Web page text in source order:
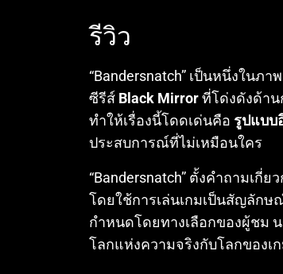
รีวิว
“Bandersnatch” เป็นหนึ่งใน
ซีรีส์ Black Mirrorที่โด่งดังด้าน
ทำให้เรื่องนี้โดดเด่นคือ รูปแบบ
ประสบการณ์ที่ไม่เหมือนใคร
“Bandersnatch” ตั้งคำถามเกี่ย
โดยใช้การเล่นเกมเป็นสัญลัก
กำหนดโดยทางเลือกของผู้ชม
โลกแห่งความจริงกับโลกของ